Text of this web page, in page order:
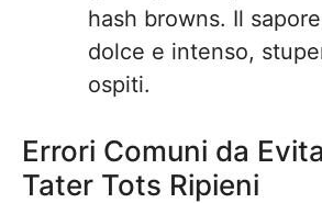
hash browns. Il
dolce e intenso,
ospiti.
Errori Comuni da
Tater Tots Ripieni